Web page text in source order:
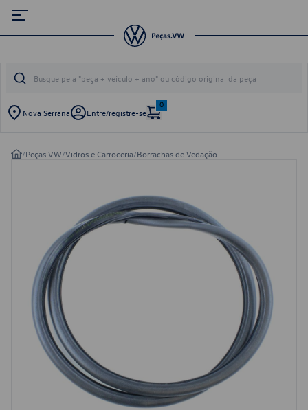
Nova Serrana Entre/registre-se
0
/Peças VW/Vidros e Carroceria/Borrachas de Vedação